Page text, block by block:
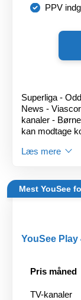
PPV
Superliga -
News -
kanaler -
kan modtage
Læs mere
Mest YouSee
YouSee Play
Pris måned
TV-kanaler